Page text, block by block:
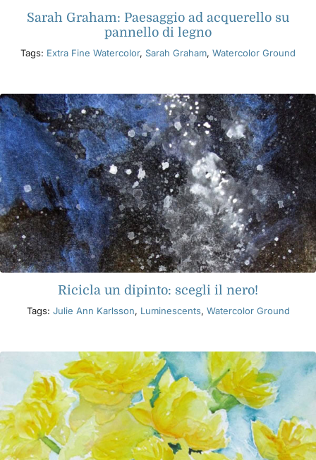
Sarah Graham: Paesaggio ad acquerello su
pannello di legno
Tags: Extra Fine Watercolor, Sarah Graham, Watercolor Ground
Ricicla un dipinto: scegli il nero!
Tags: Julie Ann Karlsson, Luminescents, Watercolor Ground